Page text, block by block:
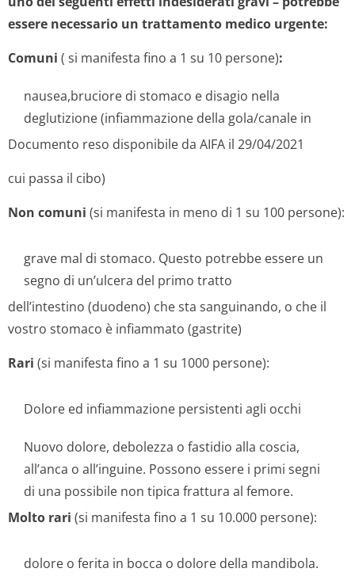
essere necessario un trattamento medico urgente:
Comuni ( si manifesta fino a 1 su 10 persone):
nausea,bruciore di stomaco e disagio nella
deglutizione (infiammazione della gola/canale in
Documento reso disponibile da AIFA il 29/04/2021
cui passa il cibo)
Non comuni (si manifesta in meno di 1 su 100 persone):
grave mal di stomaco. Questo potrebbe essere un
segno di un’ulcera del primo tratto
dell’intestino (duodeno) che sta sanguinando, o che il
vostro stomaco è infiammato (gastrite)
Rari (si manifesta fino a 1 su 1000 persone):
Dolore ed infiammazione persistenti agli occhi
Nuovo dolore, debolezza o fastidio alla coscia,
all’anca o all’inguine. Possono essere i primi segni
di una possibile non tipica frattura al femore.
Molto rari (si manifesta fino a 1 su 10.000 persone):
dolore o ferita in bocca o dolore della mandibola.